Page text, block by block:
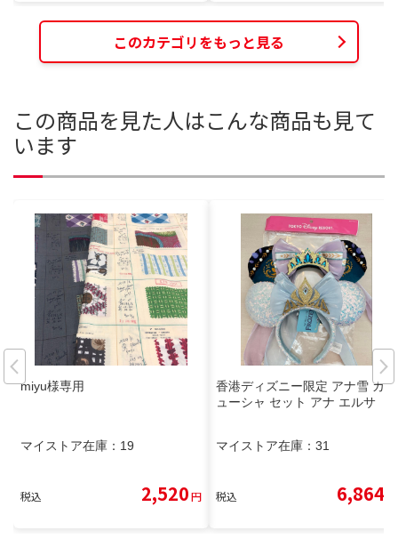
このカテゴリをもっと見る
この商品を見た人はこんな商品も見て
います
miyu様専用
マイストア在庫： 19
税込 2,520円
香港ディズニー限定 アナ雪 カチ
ューシャ セット アナ エルサ
マイストア在庫： 31
税込 6,864